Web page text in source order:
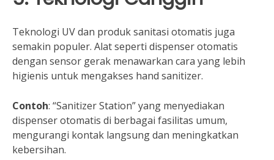
Teknologi UV dan produk sanitasi otomatis juga
semakin populer. Alat seperti dispenser otomatis
dengan sensor gerak menawarkan cara yang lebih
higienis untuk mengakses hand sanitizer.
Contoh: “Sanitizer Station” yang menyediakan
dispenser otomatis di berbagai fasilitas umum,
mengurangi kontak langsung dan meningkatkan
kebersihan.